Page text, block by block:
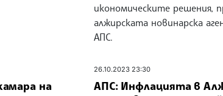
икономическите решения,
алжирската новинарска
АПС.
на
26.10.2023 23:30
АПС: Инфлацията в